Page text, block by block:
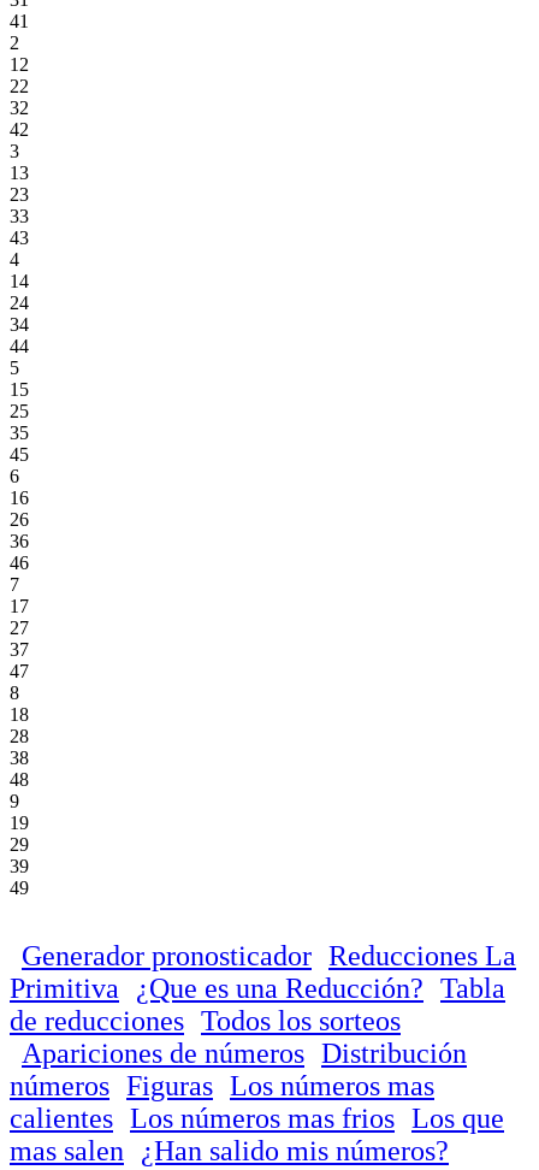
41
2
12
22
32
42
3
13
23
33
43
4
14
24
34
44
5
15
25
35
45
6
16
26
36
46
7
17
27
37
47
8
18
28
38
48
9
19
29
39
49
Generador pronosticador Reducciones La
Primitiva
¿Que es una Reducción? Tabla
de reducciones Todos los sorteos
Apariciones de números Distribución
números Figuras Los números mas
calientes Los números mas frios Los que
mas salen
¿Han salido mis números?